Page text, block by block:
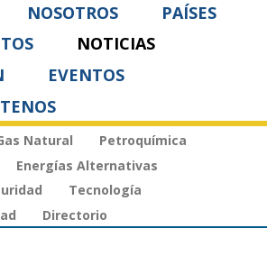
NOSOTROS
PAÍSES
NOTICIAS
EVENTOS
Natural
Petroquímica
Energías Alternativas
Tecnología
Directorio